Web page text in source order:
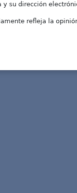
su dirección
refleja la